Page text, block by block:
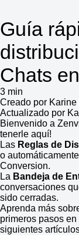
Guía
Chats
3 min
Creado por
Actualizado por
Bienvenido a
tenerle aquí!
Las Reglas de
o
Conversion.
La Bandeja de
conversaciones
sido cerradas.
Aprenda más
primeros pasos
siguientes